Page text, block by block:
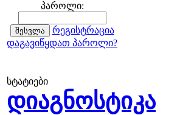
პაროლი:
რეგისტრაცია
დაგავიწყდათ პაროლი?
სტატიები
დიაგნოსტიკა